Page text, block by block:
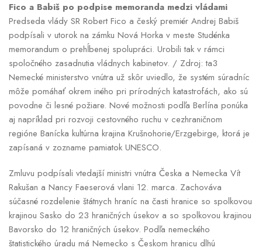
Fico a Babiš po podpise memoranda medzi vládami
Predseda vlády SR Robert Fico a český premiér Andrej Babiš
podpísali v utorok na zámku Nová Horka v meste Studénka
memorandum o prehĺbenej spolupráci. Urobili tak v rámci
spoločného zasadnutia vládnych kabinetov. / Zdroj: ta3
Nemecké ministerstvo vnútra už skôr uviedlo, že systém súradníc
môže pomáhať okrem iného pri prírodných katastrofách, ako sú
povodne či lesné požiare. Nové možnosti podľa Berlína ponúka
aj napríklad pri rozvoji cestovného ruchu v cezhraničnom
regióne Banícka kultúrna krajina Krušnohorie/Erzgebirge, ktorá je
zapísaná v zozname pamiatok UNESCO.
Zmluvu podpísali vtedajší ministri vnútra Česka a Nemecka Vít
Rakušan a Nancy Faeserová vlani 12. marca. Zachováva
súčasné rozdelenie štátnych hraníc na časti hranice so spolkovou
krajinou Sasko do 23 hraničných úsekov a so spolkovou krajinou
Bavorsko do 12 hraničných úsekov. Podľa nemeckého
štatistického úradu má Nemecko s Českom hranicu dlhú